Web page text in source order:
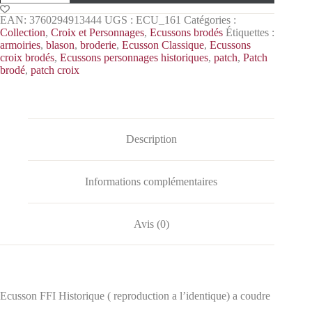
EAN: 3760294913444 UGS : ECU_161 Catégories :
Collection, Croix et Personnages, Ecussons brodés Étiquettes :
armoiries, blason, broderie, Ecusson Classique, Ecussons
croix brodés, Ecussons personnages historiques, patch, Patch
brodé, patch croix
Description
Informations complémentaires
Avis (0)
Ecusson FFI Historique ( reproduction a l’identique) a coudre